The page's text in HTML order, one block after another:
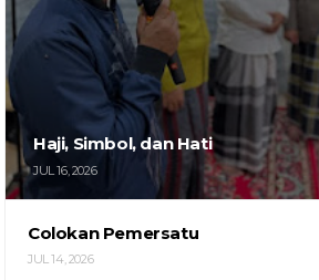
Haji, Simbol, dan Hati
JUL 16, 2026
Colokan Pemersatu
JUL 14, 2026